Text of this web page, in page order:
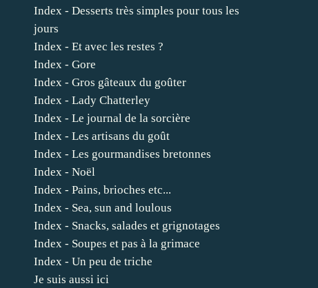
Index - Desserts très simples pour tous les
jours
Index - Et avec les restes ?
Index - Gore
Index - Gros gâteaux du goûter
Index - Lady Chatterley
Index - Le journal de la sorcière
Index - Les artisans du goût
Index - Les gourmandises bretonnes
Index - Noël
Index - Pains, brioches etc...
Index - Sea, sun and loulous
Index - Snacks, salades et grignotages
Index - Soupes et pas à la grimace
Index - Un peu de triche
Je suis aussi ici